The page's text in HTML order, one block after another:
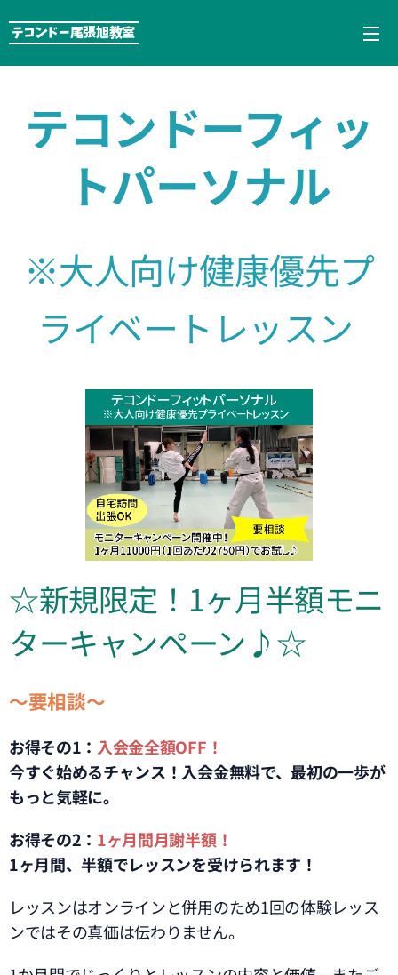
テコンドー尾張旭教室
テコンドーフィッ
トパーソナル
※大人向け健康優先プ
ライベートレッスン
☆新規限定！1ヶ月半額モニ
ターキャンペーン♪☆
～要相談～
お得その1： 入会金全額OFF！
今すぐ始めるチャンス！入会金無料で、最初の一歩が
もっと気軽に。
お得その2： 1ヶ月間月謝半額！
1ヶ月間、半額でレッスンを受けられます！
レッスンはオンラインと併用のため1回の体験レッス
ンではその真価は伝わりません。